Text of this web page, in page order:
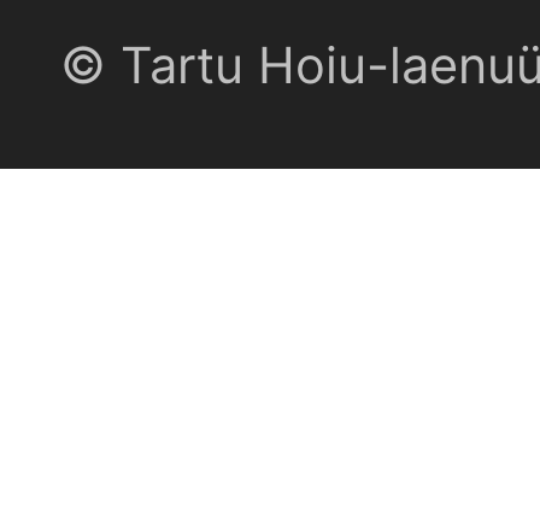
© Tartu Hoiu-